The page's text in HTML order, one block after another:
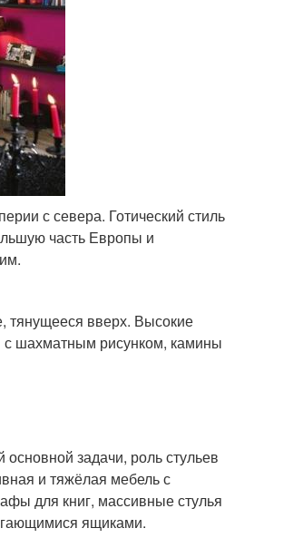
с севера. Готический стиль
часть Европы и
тянущееся вверх. Высокие
с шахматным рисунком, камины
задачи, роль стульев
и тяжёлая мебель с
для книг, массивные стулья
ящиками.